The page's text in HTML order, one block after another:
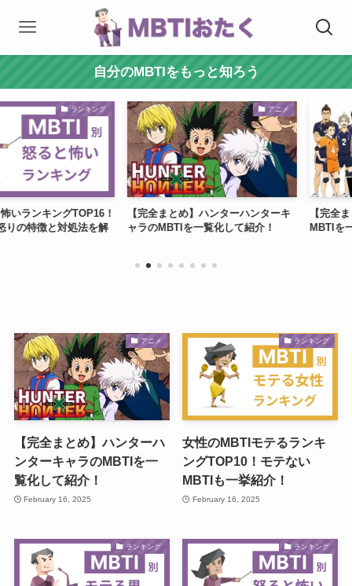
自分のMBTIをもっと知ろう
ランキング
ンキングTOP16！
特徴と対処法を解
アニメ
【完全まとめ】ハンターハンターキ
ャラのMBTIを一覧化して紹介！
【完全まと
MBTIを一覧
アニメ
【完全まとめ】ハンターハ
ンターキャラのMBTIを一
覧化して紹介！
February 16, 2025
ランキング
女性のMBTIモテるランキ
ングTOP10！モテない
MBTIも一挙紹介！
February 16, 2025
ランキング ランキング